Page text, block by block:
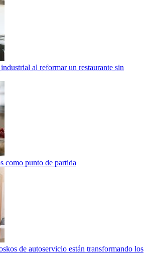
al reformar un restaurante sin
como punto de partida
de autoservicio están transformando los